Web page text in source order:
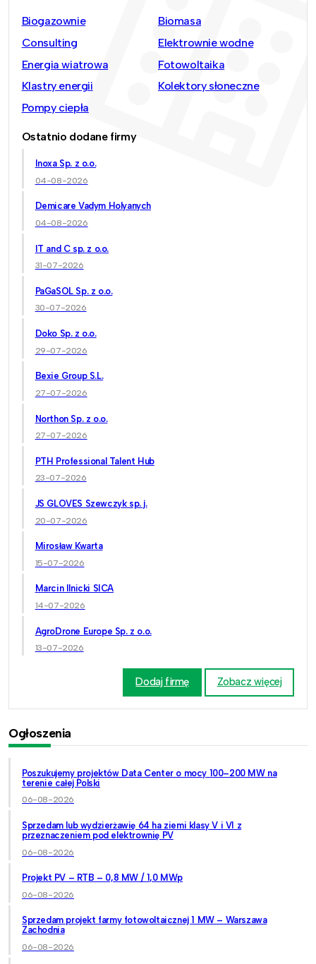
Biogazownie
Biomasa
Consulting
Elektrownie wodne
Energia wiatrowa
Fotowoltaika
Klastry energii
Kolektory słoneczne
Pompy ciepła
Ostatnio dodane firmy
Inoxa Sp. z o.o.
04-08-2026
Demicare Vadym Holyanych
04-08-2026
IT and C sp. z o.o.
31-07-2026
PaGaSOL Sp. z o.o.
30-07-2026
Doko Sp. z o.o.
29-07-2026
Bexie Group S.L.
27-07-2026
Northon Sp. z o.o.
27-07-2026
PTH Professional Talent Hub
23-07-2026
JS GLOVES Szewczyk sp. j.
20-07-2026
Mirosław Kwarta
15-07-2026
Marcin Ilnicki SICA
14-07-2026
AgroDrone Europe Sp. z o.o.
13-07-2026
Dodaj firmę Zobacz więcej
Ogłoszenia
Poszukujemy projektów Data Center o mocy 100–200 MW na
terenie całej Polski
06-08-2026
Sprzedam lub wydzierżawię 64 ha ziemi klasy V i VI z
przeznaczeniem pod elektrownię PV
06-08-2026
Projekt PV – RTB – 0,8 MW / 1,0 MWp
06-08-2026
Sprzedam projekt farmy fotowoltaicznej 1 MW – Warszawa
Zachodnia
06-08-2026